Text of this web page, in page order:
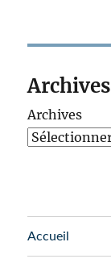
Archives
Archives
Accueil